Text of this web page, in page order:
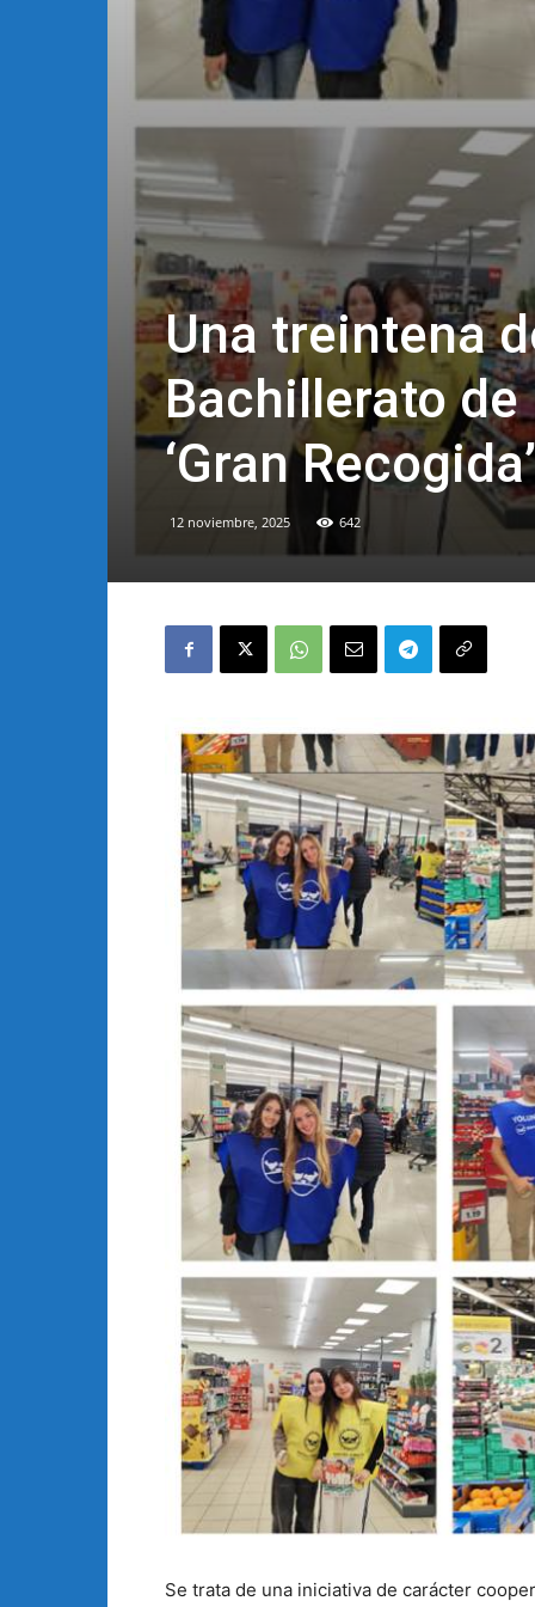
Una treintena
Bachillerato de
‘Gran
12 noviembre, 2025 642
Se trata de una iniciativa de carácter